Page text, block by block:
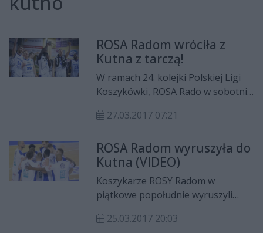
ROSA Radom wróciła z
Kutna z tarczą!
W ramach 24. kolejki Polskiej Ligi
Koszykówki, ROSA Rado w sobotni
wyjeździe z Polfarmexem Kutno.
zeszłotygodniowej porażce z
Panterami, w Kutnie sprawiła
swoim kibicom dużo radości,
triumfując w starciu z Polfarmexem
65:76!
27.03.2017 07:21
ROSA Radom wyruszyła do
Kutna (VIDEO)
Koszykarze ROSY Radom w
piątkowe popołudnie wyruszyli
Kutna, gdzie w sobotę (25 marca)
25.03.2017 20:03